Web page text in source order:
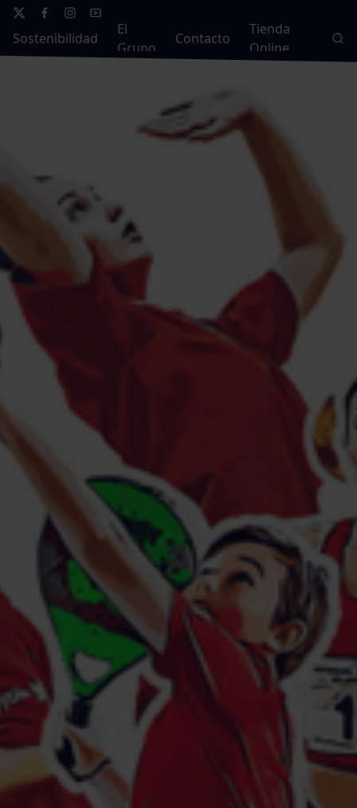
Sostenibilidad
El
Grupo
Contacto
Tienda
Online